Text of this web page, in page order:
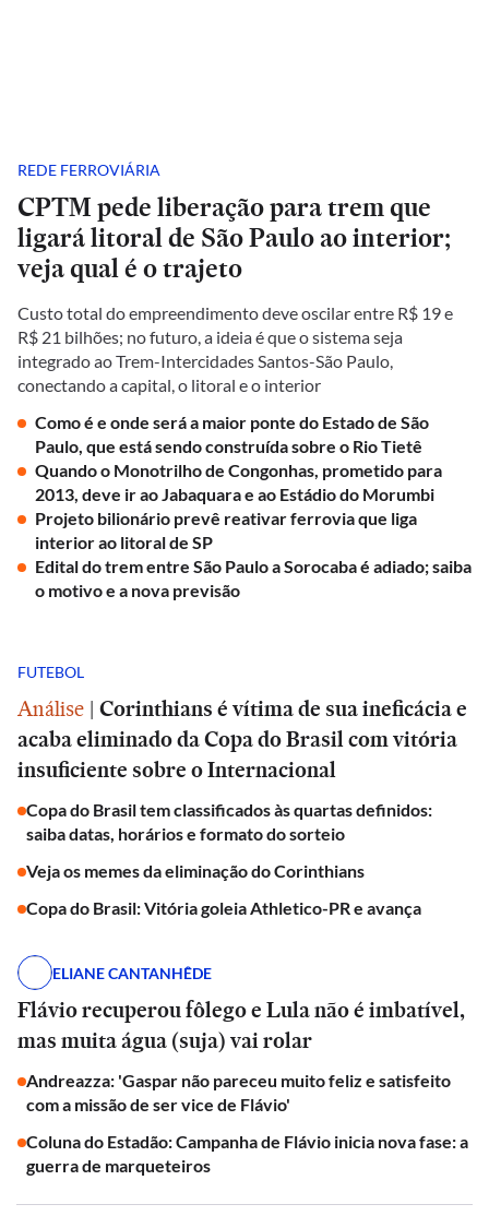
REDE FERROVIÁRIA
CPTM pede liberação para trem que
ligará litoral de São Paulo ao interior;
veja qual é o trajeto
Custo total do empreendimento deve oscilar entre R$ 19 e
R$ 21 bilhões; no futuro, a ideia é que o sistema seja
integrado ao Trem-Intercidades Santos-São Paulo,
conectando a capital, o litoral e o interior
Como é e onde será a maior ponte do Estado de São
Paulo, que está sendo construída sobre o Rio Tietê
Quando o Monotrilho de Congonhas, prometido para
2013, deve ir ao Jabaquara e ao Estádio do Morumbi
Projeto bilionário prevê reativar ferrovia que liga
interior ao litoral de SP
Edital do trem entre São Paulo a Sorocaba é adiado; saiba
o motivo e a nova previsão
FUTEBOL
Análise | Corinthians é vítima de sua ineficácia e
acaba eliminado da Copa do Brasil com vitória
insuficiente sobre o Internacional
Copa do Brasil tem classificados às quartas definidos:
saiba datas, horários e formato do sorteio
Veja os memes da eliminação do Corinthians
Copa do Brasil: Vitória goleia Athletico-PR e avança
ELIANE CANTANHÊDE
Flávio recuperou fôlego e Lula não é imbatível,
mas muita água (suja) vai rolar
Andreazza: 'Gaspar não pareceu muito feliz e satisfeito
com a missão de ser vice de Flávio'
Coluna do Estadão: Campanha de Flávio inicia nova fase: a
guerra de marqueteiros